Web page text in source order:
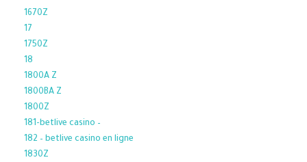
1670Z
17
1750Z
18
1800A Z
1800BA Z
1800Z
181-betlive casino –
182 – betlive casino en ligne
1830Z